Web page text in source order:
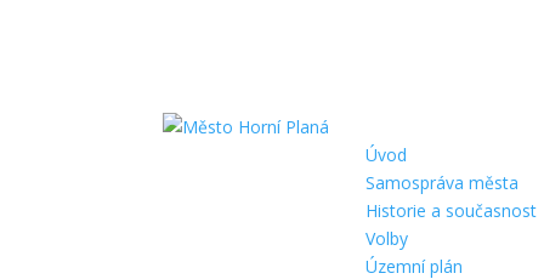
Úvod
Samospráva města
Historie a současnost
Volby
Územní plán